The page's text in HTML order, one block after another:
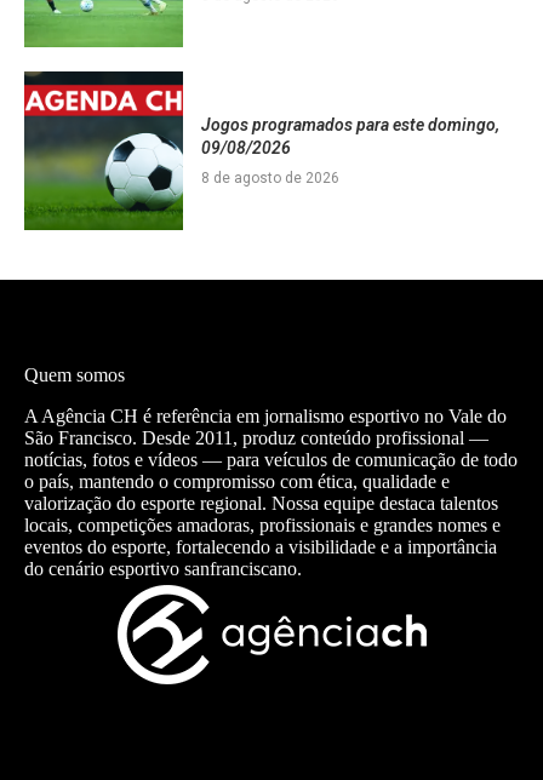
Jogos programados para este domingo,
09/08/2026
8 de agosto de 2026
Quem somos
A Agência CH é referência em jornalismo esportivo no Vale do
São Francisco. Desde 2011, produz conteúdo profissional —
notícias, fotos e vídeos — para veículos de comunicação de todo
o país, mantendo o compromisso com ética, qualidade e
valorização do esporte regional. Nossa equipe destaca talentos
locais, competições amadoras, profissionais e grandes nomes e
eventos do esporte, fortalecendo a visibilidade e a importância
do cenário esportivo sanfranciscano.